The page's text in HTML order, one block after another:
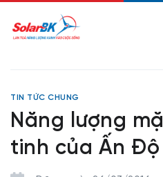
TIN TỨC CHUNG
Năng lượng
tinh của Ấn Độ